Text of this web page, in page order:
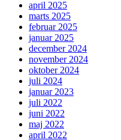
april 2025
marts 2025
februar 2025
januar 2025
december 2024
november 2024
oktober 2024
juli 2024
januar 2023
juli 2022
juni 2022
maj 2022
april 2022